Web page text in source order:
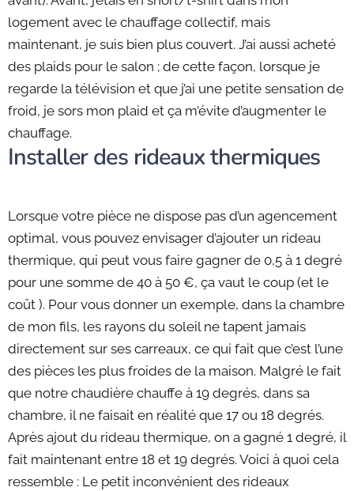
logement avec le chauffage collectif, mais
maintenant, je suis bien plus couvert. J’ai aussi acheté
des plaids pour le salon ; de cette façon, lorsque je
regarde la télévision et que j’ai une petite sensation de
froid, je sors mon plaid et ça m’évite d’augmenter le
chauffage.
Installer des rideaux thermiques
Lorsque votre pièce ne dispose pas d’un agencement
optimal, vous pouvez envisager d’ajouter un rideau
thermique, qui peut vous faire gagner de 0,5 à 1 degré
pour une somme de 40 à 50 €, ça vaut le coup (et le
coût ). Pour vous donner un exemple, dans la chambre
de mon fils, les rayons du soleil ne tapent jamais
directement sur ses carreaux, ce qui fait que c’est l’une
des pièces les plus froides de la maison. Malgré le fait
que notre chaudière chauffe à 19 degrés, dans sa
chambre, il ne faisait en réalité que 17 ou 18 degrés.
Après ajout du rideau thermique, on a gagné 1 degré, il
fait maintenant entre 18 et 19 degrés. Voici à quoi cela
ressemble : Le petit inconvénient des rideaux